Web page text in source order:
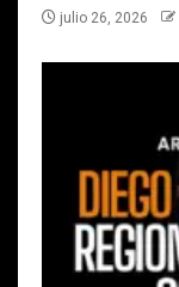
julio 26, 2026